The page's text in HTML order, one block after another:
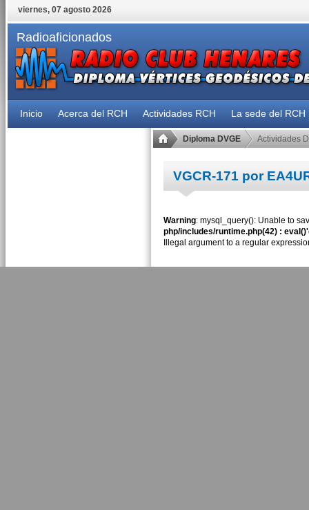
viernes, 07 agosto 2026
Radioaficionados
Inicio Acerca del RCH Actividades RCH La sede del RCH
Diploma DVGE Actividades
VGCR-171 por
Warning: mysql_query(): Unable to
php/includes/runtime.php(42) :
Illegal argument to a regular